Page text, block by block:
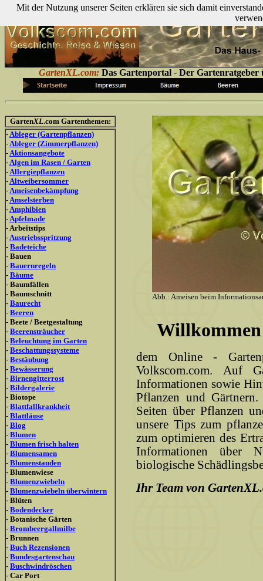
GartenXL.com: Das Gartenportal - Der Gartenratgeber
GartenXL.com Gartenthemen:
-Ableger (Gartenpflanzen)
-Ableger (Zimmerpflanzen)
-Aktionsangebote
-Algen im Rasen / Garten
-Allergiepflanzen
-Altweibersommer
-Ameisenbekämpfung
-Amselsterben
-Amphibien
-Apfelmade
- Arbeitstips
-Austriebsspritzung
- Badeteiche
- Bauen
- Bauernregeln
- Bäume
- Baumfällen
- Baumschnitt
- Baurecht
- Beeren
- Beete / Beetgestaltung
- Beerensträucher
- Beleuchtung im Garten
- Beschattungssysteme
- Bestäubung
- Bewässerung
- Birnengitterrost
- Bildergalerie
- Biotope
- Blattfallkrankheit
- Blattläuse
- Blog
- Blumen
- Blumen frisch halten
- Blumensamen
- Blumenstauden
- Blumenwiese
- Blumenzwiebeln
- Blumenzwiebeln überwintern
- Blüten
- Bodendecker
- Botanische Gärten
- Brombeergallmilbe
- Brunnen
- Buch Rezensionen
- Bundesgartenschau
- Buschwindröschen
- Car Port
Abb.: Ameisen beim
dem Online -
Volkscom.com. Auf
Informationen sowie
Pflanzen und
Seiten über Pflanzen
unsere Tips zum
zum optimieren des
Informationen über
biologische
Ihr Team von
Mit der Nutzung unserer Seiten erklären sie sich damit